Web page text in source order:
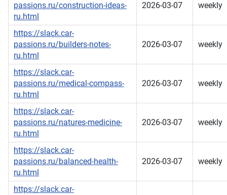
passions.ru/construction-ideas-
ru.html
2026-03-07 weekly
https://slack.car-
passions.ru/builders-notes-
ru.html
2026-03-07 weekly
https://slack.car-
passions.ru/medical-compass-
ru.html
2026-03-07 weekly
https://slack.car-
passions.ru/natures-medicine-
ru.html
2026-03-07 weekly
https://slack.car-
passions.ru/balanced-health-
ru.html
2026-03-07 weekly
https://slack.car-